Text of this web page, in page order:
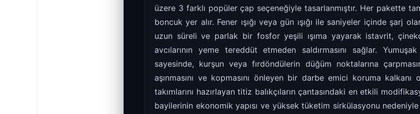
üzere 3 farklı popüler çap seçeneğiyle tasarlanmıştır. Her pakette
boncuk yer alır. Fener ışığı veya gün ışığı ile saniyeler içinde şarj
uzun süreli ve parlak bir fosfor yeşili ışıma yayarak istavrit,
avcılarının yeme tereddüt etmeden saldırmasını sağlar.
sayesinde, kurşun veya fırdöndülerin düğüm noktalarına
aşınmasını ve kopmasını önleyen bir darbe emici koruma
takımlarını hazırlayan titiz balıkçıların çantasındaki en etkili
bayilerinin ekonomik yapısı ve yüksek tüketim sirkülasyonu